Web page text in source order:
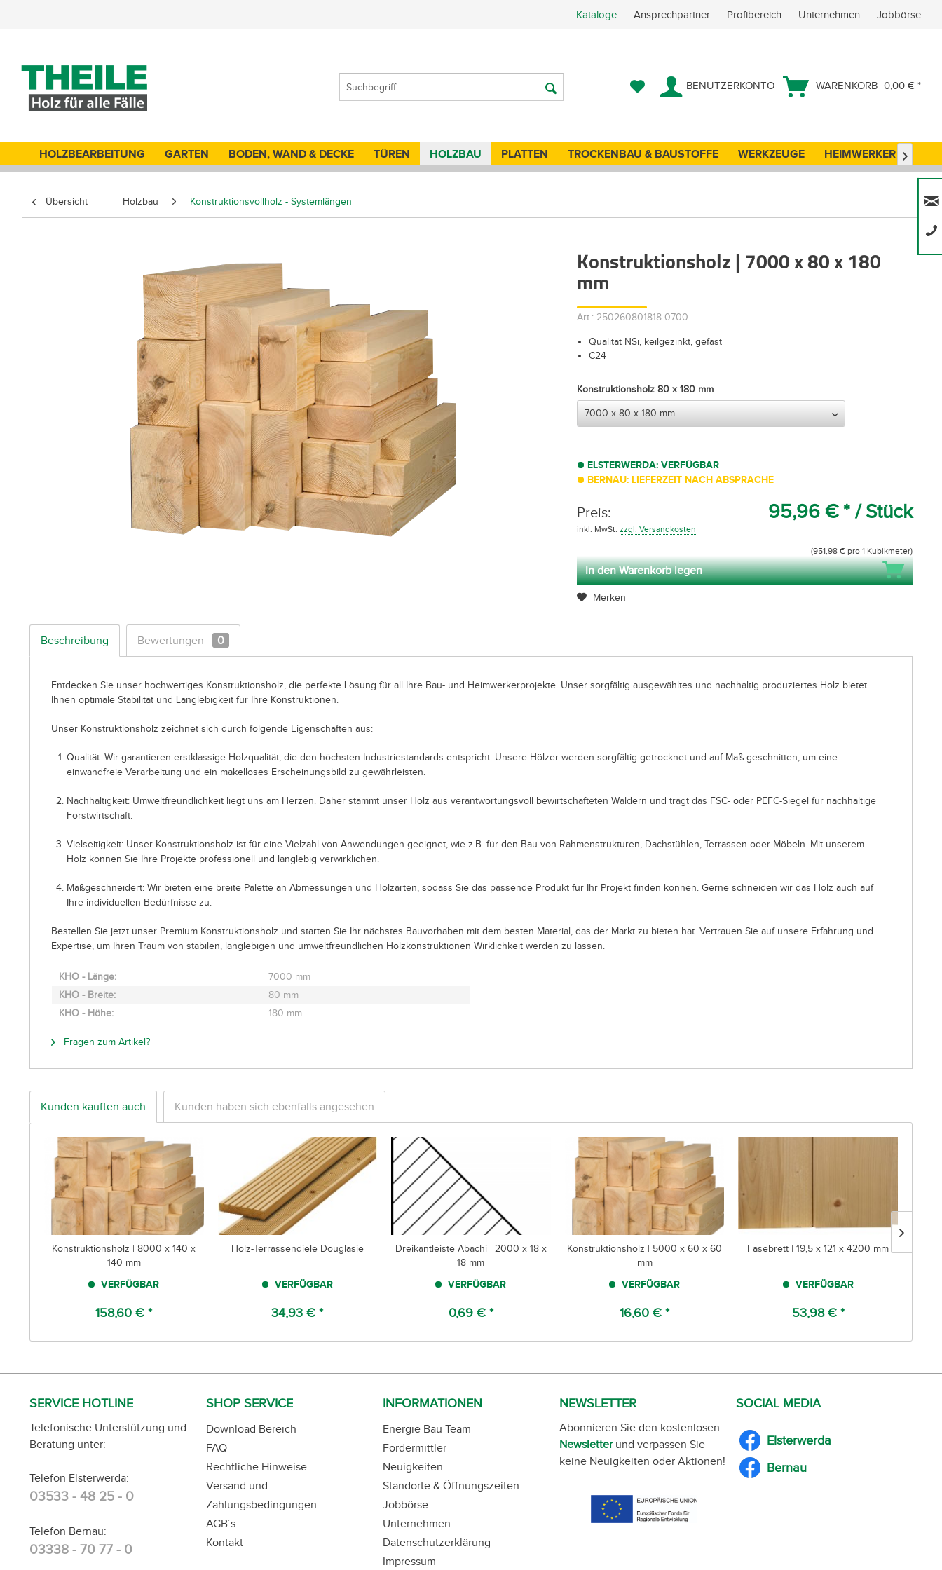
Kataloge Ansprechpartner Profibereich Unternehmen Jobbörse
BENUTZERKONTO WARENKORB 0,00 € *
HOLZBEARBEITUNG GARTEN BODEN, WAND & DECKE TÜREN HOLZBAU PLATTEN TROCKENBAU & BAUSTOFFE WERKZEUGE HEIMWERKER 
Übersicht Holzbau Konstruktionsvollholz - Systemlängen
Konstruktionsholz | 7000 x 80 x 180
mm
Art.: 250260801818-0700
Qualität NSi, keilgezinkt, gefast
C24
Konstruktionsholz 80 x 180 mm
ELSTERWERDA: VERFÜGBAR
BERNAU: LIEFERZEIT NACH ABSPRACHE
Preis: 95,96 € * / Stück
inkl. MwSt.zzgl. Versandkosten
(951,98 € pro 1 Kubikmeter)
In den Warenkorb legen
Merken
Beschreibung Bewertungen 0
Entdecken Sie unser hochwertiges Konstruktionsholz, die perfekte Lösung für all Ihre Bau- und Heimwerkerprojekte. Unser sorgfältig ausgewähltes und nachhaltig produziertes Holz bietet
Ihnen optimale Stabilität und Langlebigkeit für Ihre Konstruktionen.
Unser Konstruktionsholz zeichnet sich durch folgende Eigenschaften aus:
Qualität: Wir garantieren erstklassige Holzqualität, die den höchsten Industriestandards entspricht. Unsere Hölzer werden sorgfältig getrocknet und auf Maß geschnitten, um eine
einwandfreie Verarbeitung und ein makelloses Erscheinungsbild zu gewährleisten.
Nachhaltigkeit: Umweltfreundlichkeit liegt uns am Herzen. Daher stammt unser Holz aus verantwortungsvoll bewirtschafteten Wäldern und trägt das FSC- oder PEFC-Siegel für nachhaltige
Forstwirtschaft.
Vielseitigkeit: Unser Konstruktionsholz ist für eine Vielzahl von Anwendungen geeignet, wie z.B. für den Bau von Rahmenstrukturen, Dachstühlen, Terrassen oder Möbeln. Mit unserem
Holz können Sie Ihre Projekte professionell und langlebig verwirklichen.
Maßgeschneidert: Wir bieten eine breite Palette an Abmessungen und Holzarten, sodass Sie das passende Produkt für Ihr Projekt finden können. Gerne schneiden wir das Holz auch auf
Ihre individuellen Bedürfnisse zu.
Bestellen Sie jetzt unser Premium Konstruktionsholz und starten Sie Ihr nächstes Bauvorhaben mit dem besten Material, das der Markt zu bieten hat. Vertrauen Sie auf unsere Erfahrung und
Expertise, um Ihren Traum von stabilen, langlebigen und umweltfreundlichen Holzkonstruktionen Wirklichkeit werden zu lassen.
KHO - Länge:
7000 mm
KHO - Breite:
80 mm
KHO - Höhe:
180 mm
Fragen zum Artikel?
Kunden kauften auch Kunden haben sich ebenfalls angesehen
Konstruktionsholz | 8000 x 140 x
140 mm
VERFÜGBAR
158,60 € *
Holz-Terrassendiele Douglasie
VERFÜGBAR
34,93 € *
Dreikantleiste Abachi | 2000 x 18 x
18 mm
VERFÜGBAR
0,69 € *
Konstruktionsholz | 5000 x 60 x 60
mm
VERFÜGBAR
16,60 € *
Fasebrett | 19,5 x 121 x 4200 mm
VERFÜGBAR
53,98 € *
SERVICE HOTLINE
Telefonische Unterstützung und
Beratung unter:
Telefon Elsterwerda:
03533 - 48 25 - 0
Telefon Bernau:
03338 - 70 77 - 0
SHOP SERVICE
Download Bereich
FAQ
Rechtliche Hinweise
Versand und
Zahlungsbedingungen
AGB´s
Kontakt
INFORMATIONEN
Energie Bau Team
Fördermittler
Neuigkeiten
Standorte & Öffnungszeiten
Jobbörse
Unternehmen
Datenschutzerklärung
Impressum
NEWSLETTER
Abonnieren Sie den kostenlosen
Newsletterund verpassen Sie
keine Neuigkeiten oder Aktionen!
SOCIAL MEDIA
Elsterwerda
Bernau